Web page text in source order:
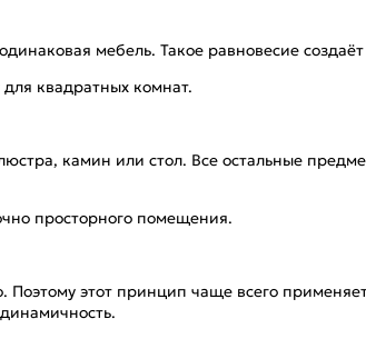
мебель. Такое равновесие
квадратных комнат.
камин или стол. Все остальные
просторного помещения.
этот принцип чаще всего